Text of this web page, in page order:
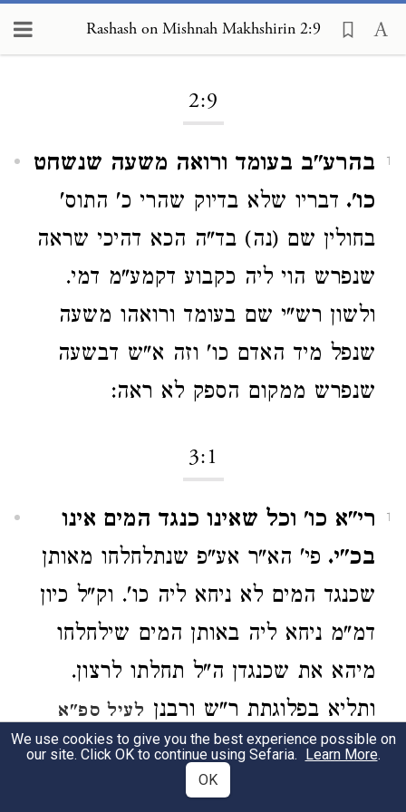
Rashash on Mishnah Makhshirin 2:9
2:9
1
בהרע"ב בעומד ורואה משעה שנשחט
כו'. דבריו שלא בדיוק שהרי כ' התוס'
בחולין שם (נה) בד"ה הכא דהיכי שראה
שנפרש הוי ליה כקבוע דקמע"מ דמי.
ולשון רש"י שם בעומד ורואהו משעה
שנפל מיד האדם כו' וזה א"ש דבשעה
שנפרש ממקום הספק לא ראה:
3:1
1
רי"א כו' וכל שאינו כנגד המים אינו
בכ"י. פי' הא"ר אע"פ שנתלחלחו מאותן
שכנגד המים לא ניחא ליה כו'. וק"ל כיון
דמ"מ ניחא ליה באותן המים שילחלחו
מיהא את שכנגדן ה"ל תחלתו לרצון.
ותליא בפלוגתת ר"ש ורבנן לעיל ספ"א
באוכל שומשמין באצבעו דלרבנן בכ"י.
ולולי פירושו הנל"פ כל שהוא כנגד המים
We use cookies to give you the best experience possible on
our site. Click OK to continue using Sefaria. Learn More.
OK